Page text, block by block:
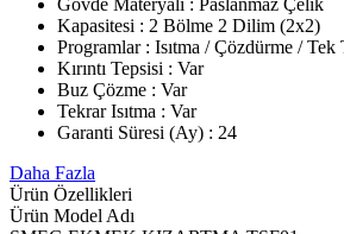
Gövde Materyali : Paslanmaz Çelik
Kapasitesi : 2 Bölme 2 Dilim (2x2)
Programlar : Isıtma / Çözdürme / Tek
Kırıntı Tepsisi : Var
Buz Çözme : Var
Tekrar Isıtma : Var
Garanti Süresi (Ay) : 24
Daha Fazla
Ürün Özellikleri
Ürün Model Adı